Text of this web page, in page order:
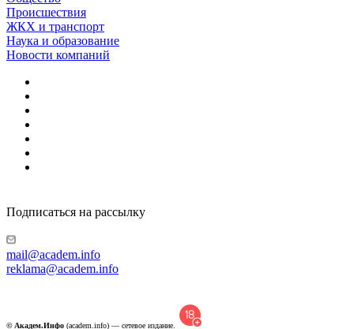
Происшествия
ЖКХ и транспорт
Наука и образование
Новости компаний
Подписаться на рассылку
mail@academ.info
reklama@academ.info
© Академ.Инфо (academ.info) — сетевое издание.